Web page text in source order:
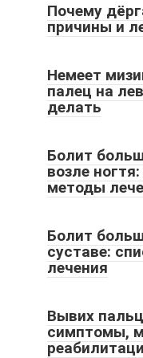
Почему
причины и
Немеет
палец на
делать
Болит
возле
методы
Болит
суставе:
лечения
Вывих
симптомы,